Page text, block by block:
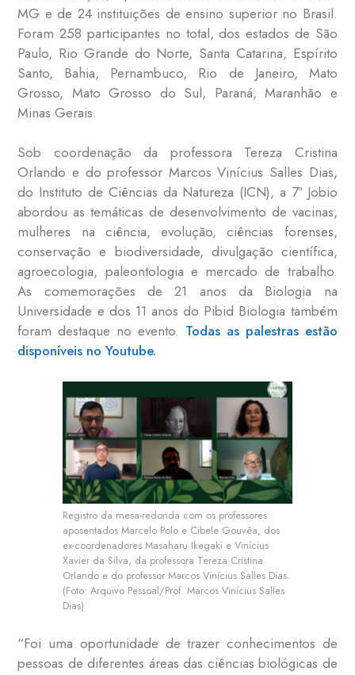
MG e de 24 instituições de ensino superior no Brasil.
Foram 258 participantes no total, dos estados de São
Paulo, Rio Grande do Norte, Santa Catarina, Espírito
Santo, Bahia, Pernambuco, Rio de Janeiro, Mato
Grosso, Mato Grosso do Sul, Paraná, Maranhão e
Minas Gerais.
Sob coordenação da professora Tereza Cristina
Orlando e do professor Marcos Vinícius Salles Dias,
do Instituto de Ciências da Natureza (ICN), a 7ª Jobio
abordou as temáticas de desenvolvimento de vacinas,
mulheres na ciência, evolução, ciências forenses,
conservação e biodiversidade, divulgação científica,
agroecologia, paleontologia e mercado de trabalho.
As comemorações de 21 anos da Biologia na
Universidade e dos 11 anos do Pibid Biologia também
foram destaque no evento. Todas as palestras estão
disponíveis no Youtube.
Registro da mesa-redonda com os professores
aposentados Marcelo Polo e Cibele Gouvêa, dos
ex-coordenadores Masaharu Ikegaki e Vinícius
Xavier da Silva, da professora Tereza Cristina
Orlando e do professor Marcos Vinícius Salles Dias.
(Foto: Arquivo Pessoal/Prof. Marcos Vinícius Salles
Dias)
“Foi uma oportunidade de trazer conhecimentos de
pessoas de diferentes áreas das ciências biológicas de